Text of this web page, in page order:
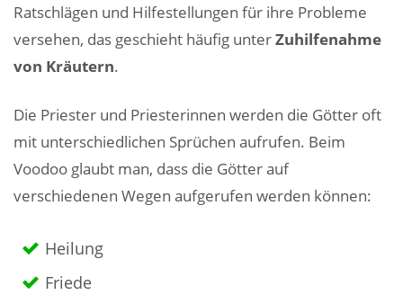
Ratschlägen und Hilfestellungen für ihre Probleme
versehen, das geschieht häufig unterZuhilfenahme
von Kräutern.
Die Priester und Priesterinnen werden die Götter oft
mit unterschiedlichen Sprüchen aufrufen. Beim
Voodoo glaubt man, dass die Götter auf
verschiedenen Wegen aufgerufen werden können:
Heilung
Friede